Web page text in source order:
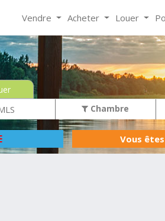
Vendre Acheter Louer
Chambre
Vous